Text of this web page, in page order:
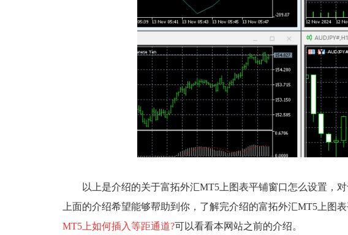
以上是介绍的关于富拓外汇MT5上图表平铺窗口怎么设置，对
上面的介绍希望能够帮助到你，了解完介绍的富拓外汇MT5上图
MT5上如何插入等距通道?可以看看本网站之前的介绍。